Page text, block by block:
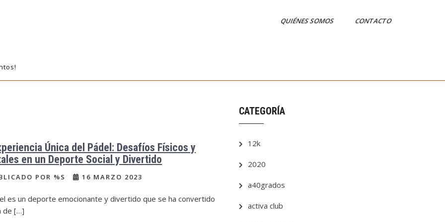
QUIÉNES SOMOS CONTACTO
Única del Pádel: Desafíos Físicos y
en un Deporte Social y Divertido
POR %S 16 MARZO 2023
es un deporte emocionante y divertido que se ha convertido
de […]
CATEGORÍA
12k
2020
a40grados
activa club